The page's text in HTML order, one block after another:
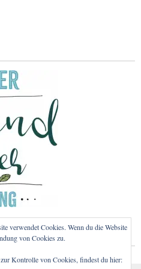
verwendet Cookies. Wenn du die Website
von Cookies zu.
Kontrolle von Cookies, findest du hier: